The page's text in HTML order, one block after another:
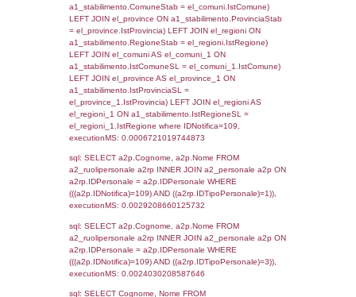
Indietro
Debug
sql: SELECT COUNT(*) FROM `userlevels`
`userlevelid` = -2, executionMS:
sql: SELECT `userlevelid`, `userlevelname`
`userlevels`, executionMS:
sql: SELECT COUNT(*) FROM
WHERE `userlevelid` = -2, executionMS:
0.00024604797363281
sql: SELECT `tablename`, `userlevelid`,
`userlevelpermissions` WHERE `userlevelid`